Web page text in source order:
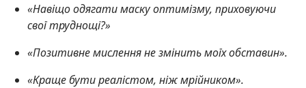
«Навіщо одягати маску оптимізму, приховуючи
свої труднощі?»
«Позитивне мислення не змінить моїх обставин».
«Краще бути реалістом, ніж мрійником».